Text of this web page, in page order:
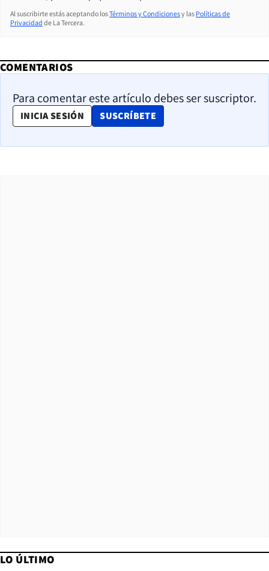
Al suscribirte estás aceptando losTérminos y Condicionesy las Políticas de
Privacidad de La Tercera.
COMENTARIOS
Para comentar este artículo debes ser suscriptor.
INICIA SESIÓN SUSCRÍBETE
OPENS IN NEW WINDOW
LO ÚLTIMO